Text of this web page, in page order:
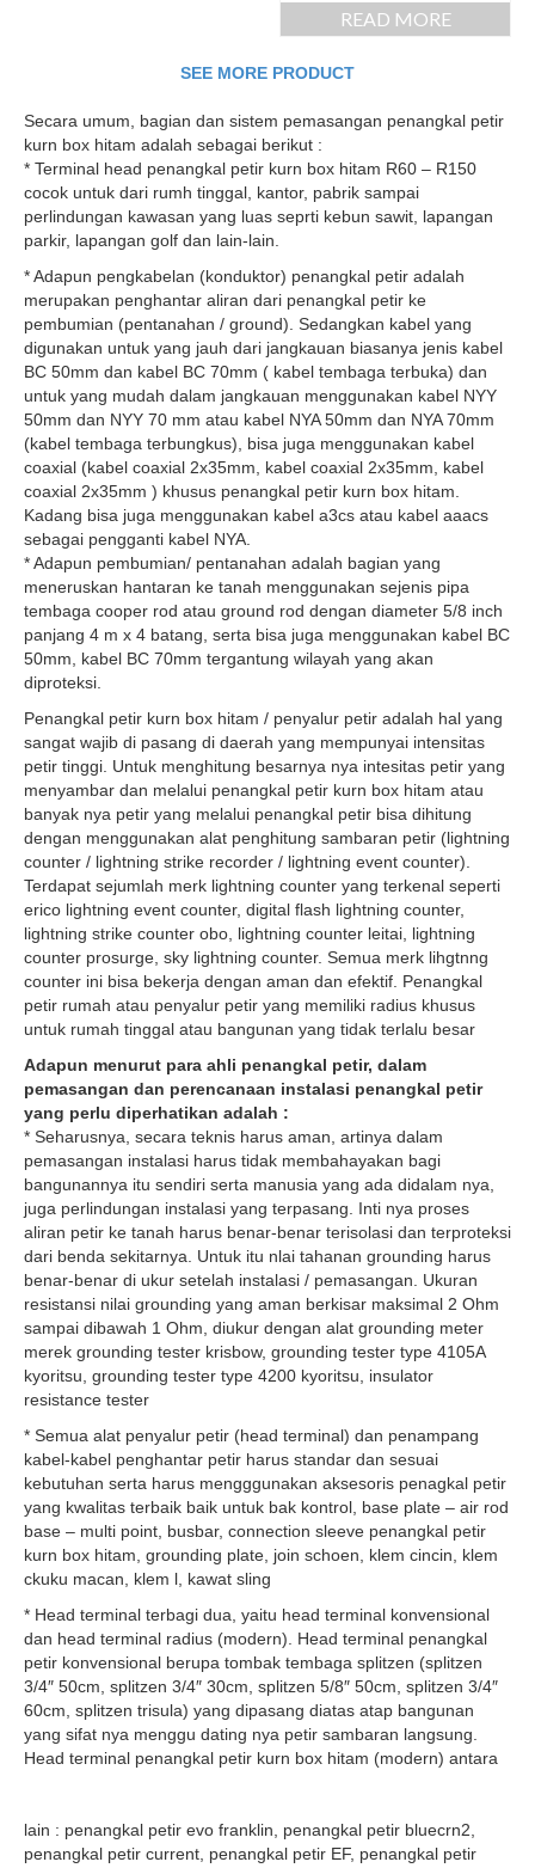
READ MORE
SEE MORE PRODUCT
Secara umum, bagian dan sistem pemasangan penangkal petir
kurn box hitam adalah sebagai berikut :
* Terminal head penangkal petir kurn box hitam R60 – R150
cocok untuk dari rumh tinggal, kantor, pabrik sampai
perlindungan kawasan yang luas seprti kebun sawit, lapangan
parkir, lapangan golf dan lain-lain.
* Adapun pengkabelan (konduktor) penangkal petir adalah
merupakan penghantar aliran dari penangkal petir ke
pembumian (pentanahan / ground). Sedangkan kabel yang
digunakan untuk yang jauh dari jangkauan biasanya jenis kabel
BC 50mm dan kabel BC 70mm ( kabel tembaga terbuka) dan
untuk yang mudah dalam jangkauan menggunakan kabel NYY
50mm dan NYY 70 mm atau kabel NYA 50mm dan NYA 70mm
(kabel tembaga terbungkus), bisa juga menggunakan kabel
coaxial (kabel coaxial 2x35mm, kabel coaxial 2x35mm, kabel
coaxial 2x35mm ) khusus penangkal petir kurn box hitam.
Kadang bisa juga menggunakan kabel a3cs atau kabel aaacs
sebagai pengganti kabel NYA.
* Adapun pembumian/ pentanahan adalah bagian yang
meneruskan hantaran ke tanah menggunakan sejenis pipa
tembaga cooper rod atau ground rod dengan diameter 5/8 inch
panjang 4 m x 4 batang, serta bisa juga menggunakan kabel BC
50mm, kabel BC 70mm tergantung wilayah yang akan
diproteksi.
Penangkal petir kurn box hitam / penyalur petir adalah hal yang
sangat wajib di pasang di daerah yang mempunyai intensitas
petir tinggi. Untuk menghitung besarnya nya intesitas petir yang
menyambar dan melalui penangkal petir kurn box hitam atau
banyak nya petir yang melalui penangkal petir bisa dihitung
dengan menggunakan alat penghitung sambaran petir (lightning
counter / lightning strike recorder / lightning event counter).
Terdapat sejumlah merk lightning counter yang terkenal seperti
erico lightning event counter, digital flash lightning counter,
lightning strike counter obo, lightning counter leitai, lightning
counter prosurge, sky lightning counter. Semua merk lihgtnng
counter ini bisa bekerja dengan aman dan efektif. Penangkal
petir rumah atau penyalur petir yang memiliki radius khusus
untuk rumah tinggal atau bangunan yang tidak terlalu besar
Adapun menurut para ahli penangkal petir, dalam
pemasangan dan perencanaan instalasi penangkal petir
yang perlu diperhatikan adalah :
* Seharusnya, secara teknis harus aman, artinya dalam
pemasangan instalasi harus tidak membahayakan bagi
bangunannya itu sendiri serta manusia yang ada didalam nya,
juga perlindungan instalasi yang terpasang. Inti nya proses
aliran petir ke tanah harus benar-benar terisolasi dan terproteksi
dari benda sekitarnya. Untuk itu nlai tahanan grounding harus
benar-benar di ukur setelah instalasi / pemasangan. Ukuran
resistansi nilai grounding yang aman berkisar maksimal 2 Ohm
sampai dibawah 1 Ohm, diukur dengan alat grounding meter
merek grounding tester krisbow, grounding tester type 4105A
kyoritsu, grounding tester type 4200 kyoritsu, insulator
resistance tester
* Semua alat penyalur petir (head terminal) dan penampang
kabel-kabel penghantar petir harus standar dan sesuai
kebutuhan serta harus mengggunakan aksesoris penagkal petir
yang kwalitas terbaik baik untuk bak kontrol, base plate – air rod
base – multi point, busbar, connection sleeve penangkal petir
kurn box hitam, grounding plate, join schoen, klem cincin, klem
ckuku macan, klem l, kawat sling
* Head terminal terbagi dua, yaitu head terminal konvensional
dan head terminal radius (modern). Head terminal penangkal
petir konvensional berupa tombak tembaga splitzen (splitzen
3/4″ 50cm, splitzen 3/4″ 30cm, splitzen 5/8″ 50cm, splitzen 3/4″
60cm, splitzen trisula) yang dipasang diatas atap bangunan
yang sifat nya menggu dating nya petir sambaran langsung.
Head terminal penangkal petir kurn box hitam (modern) antara
lain : penangkal petir evo franklin, penangkal petir bluecrn2,
penangkal petir current, penangkal petir EF, penangkal petir